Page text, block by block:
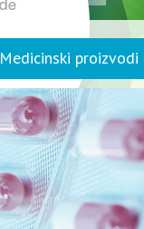
Medicinski proizvodi